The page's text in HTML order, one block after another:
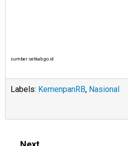
sumber:setkab.go.id
Labels: KemenpanRB, Nasional